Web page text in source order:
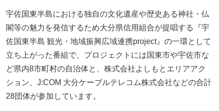
宇佐国東半島における独自の文化遺産や歴史ある神社・仏
閣等の魅力を発信するため大分県信用組合が提唱する『宇
佐国東半島 観光・地域振興広域連携project』の一環として
立ち上がった番組で、プロジェクトには国東市や宇佐市な
ど県内8市町村の自治体と、株式会社よしもとエリアアク
ション、J:COM 大分ケーブルテレコム株式会社などの合計
28団体が参加しています。